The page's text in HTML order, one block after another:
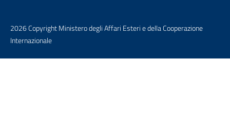
2026 Copyright Ministero degli Affari Esteri e della Cooperazione
Internazionale